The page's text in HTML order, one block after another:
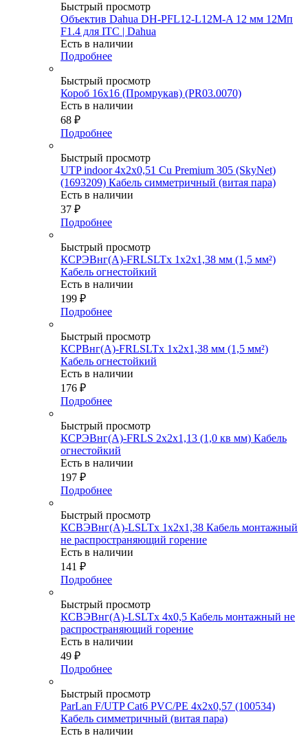
Быстрый просмотр
Объектив Dahua DH-PFL12-L12M-A 12 мм 12Мп
F1.4 для ITC | Dahua
Есть в наличии
Подробнее
Быстрый просмотр
Короб 16х16 (Промрукав) (PR03.0070)
Есть в наличии
68 ₽
Подробнее
Быстрый просмотр
UTP indoor 4x2x0,51 Cu Premium 305 (SkyNet)
(1693209) Кабель симметричный (витая пара)
Есть в наличии
37 ₽
Подробнее
Быстрый просмотр
КСРЭВнг(А)-FRLSLTx 1х2х1,38 мм (1,5 мм²)
Кабель огнестойкий
Есть в наличии
199 ₽
Подробнее
Быстрый просмотр
КСРВнг(А)-FRLSLTx 1х2х1,38 мм (1,5 мм²)
Кабель огнестойкий
Есть в наличии
176 ₽
Подробнее
Быстрый просмотр
КСРЭВнг(А)-FRLS 2х2х1,13 (1,0 кв мм) Кабель
огнестойкий
Есть в наличии
197 ₽
Подробнее
Быстрый просмотр
КСВЭВнг(А)-LSLTx 1х2х1,38 Кабель монтажный
не распространяющий горение
Есть в наличии
141 ₽
Подробнее
Быстрый просмотр
КСВЭВнг(А)-LSLTx 4х0,5 Кабель монтажный не
распространяющий горение
Есть в наличии
49 ₽
Подробнее
Быстрый просмотр
ParLan F/UTP Cat6 PVC/PE 4х2х0,57 (100534)
Кабель симметричный (витая пара)
Есть в наличии